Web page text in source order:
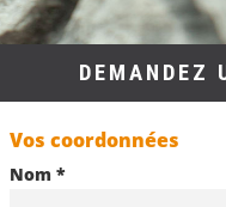
DEMANDEZ
Vos coordonnées
Nom *